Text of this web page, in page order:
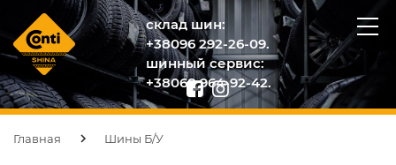
склад шин:
+38096 292-26-09.
шинный сервис:
+38068 964-92-42.
Главная Шины Б/У